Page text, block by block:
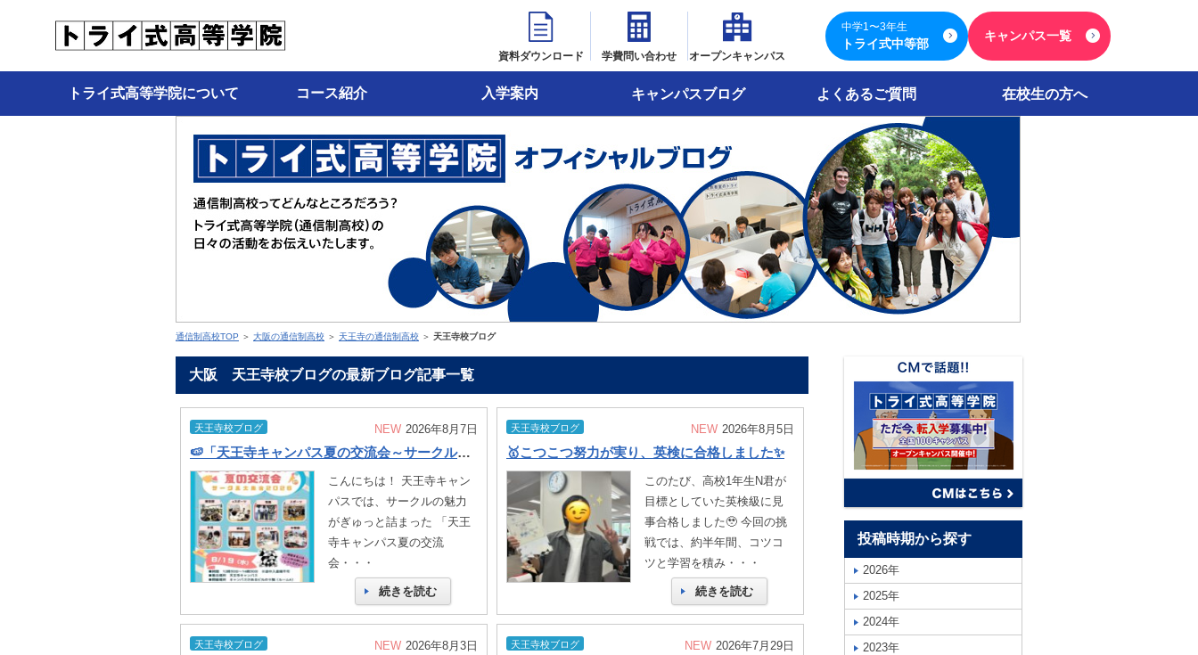
資料ダウンロード 学費問い合わせ オープンキャンパス
中学1〜3年生
トライ式中等部
キャンパス一覧
トライ式高等学院について コース紹介 入学案内 キャンパスブログ よくあるご質問 在校生の方へ
通信制高校TOP ＞ 大阪の通信制高校 ＞ 天王寺の通信制高校 ＞ 天王寺校ブログ
大阪 天王寺校ブログの最新ブログ記事一覧
天王寺校ブログ NEW 2026年8月7日
🍉「天王寺キャンパス夏の交流会～サークル大集合2026～」を開催します🌻
こんにちは！ 天王寺キャン
パスでは、サークルの魅力
がぎゅっと詰まった 「天王
寺キャンパス夏の交流
会・・・
続きを読む
天王寺校ブログ NEW 2026年8月5日
🥇こつこつ努力が実り、英検に合格しました✨
このたび、高校1年生N君が
目標としていた英検級に見
事合格しました🥹 今回の挑
戦では、約半年間、コツコ
ツと学習を積み・・・
続きを読む
天王寺校ブログ NEW 2026年8月3日 天王寺校ブログ NEW 2026年7月29日
投稿時期から探す
2026年
2025年
2024年
2023年